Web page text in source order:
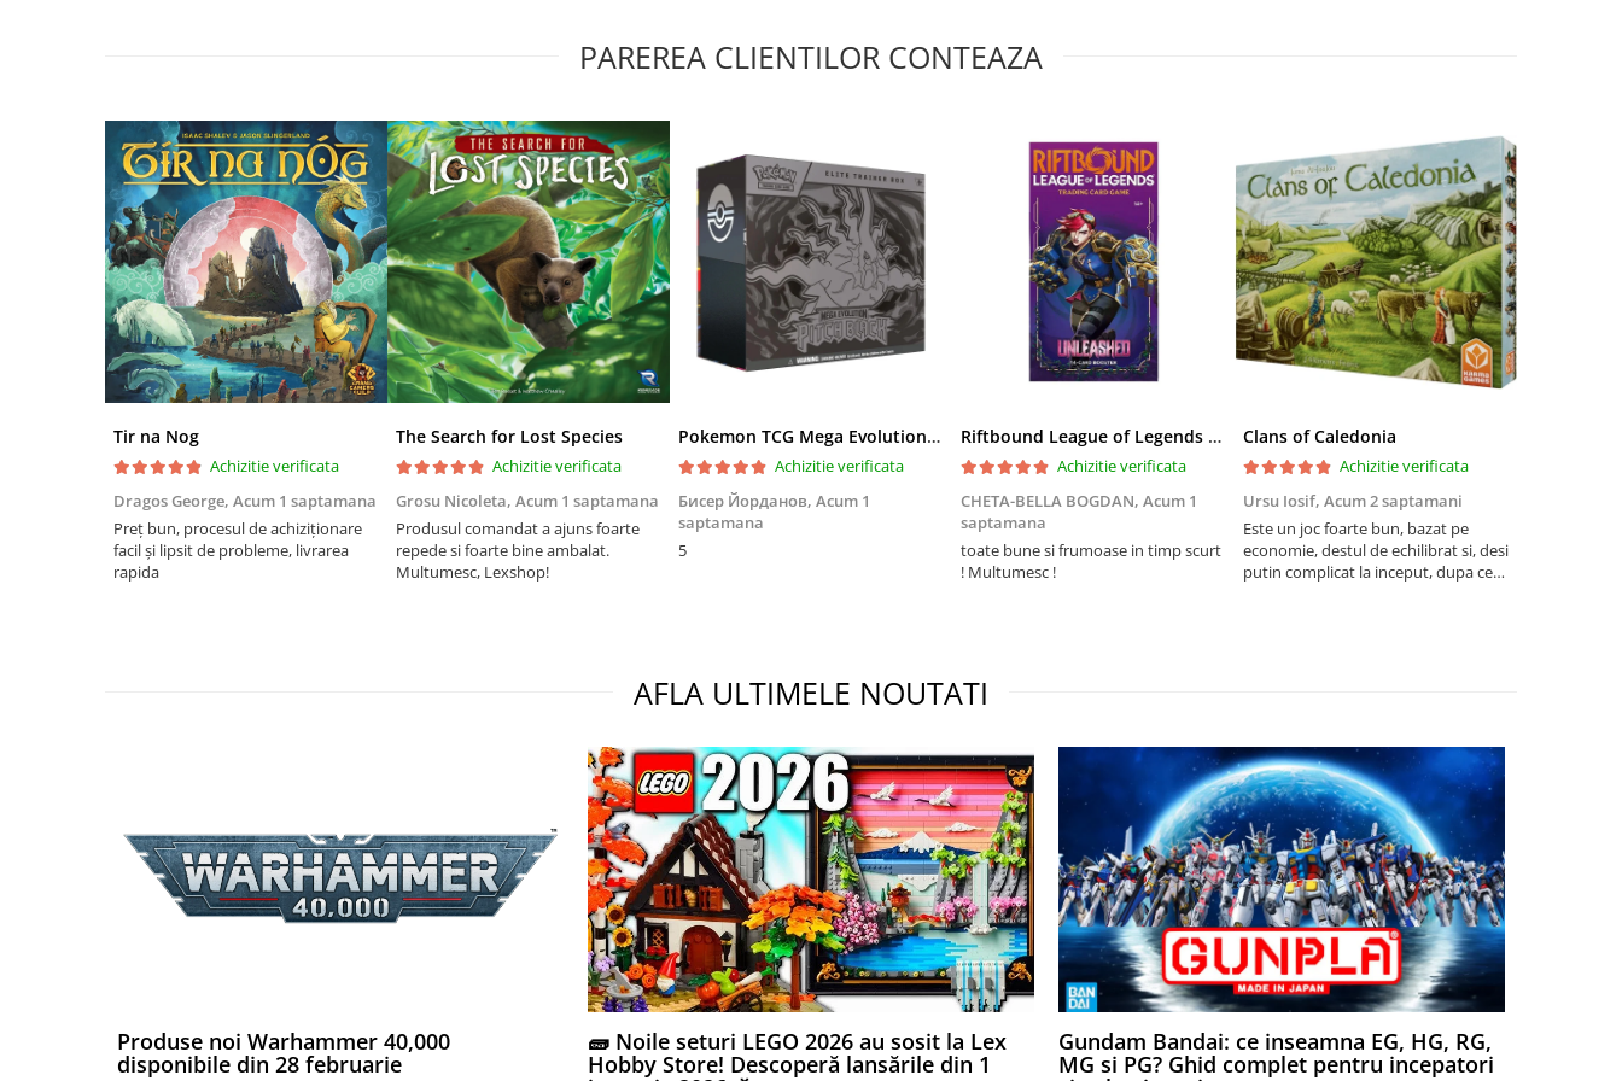
Puzzle 1000 piese
Accesorii pentru puzzle
Puzzle 3000 piese
Puzzle 2000 piese
Puzzle 1500 piese
Puzzle 20 piese
Puzzle 60 piese
Puzzle 40 piese
Puzzle 30 piese
Puzzle 120 piese
Puzzle 260 piese
Puzzle 4000 piese
Puzzle 1000 piese panorama
PAREREA CLIENTILOR CONTEAZA
Tir na Nog
Achizitie verificata
Dragos George, Acum 1 saptamana
Preț bun, procesul de achiziționare
facil și lipsit de probleme, livrarea
rapida
The Search for Lost Species
Achizitie verificata
Grosu Nicoleta, Acum 1 saptamana
Produsul comandat a ajuns foarte
repede si foarte bine ambalat.
Multumesc, Lexshop!
Pokemon TCG Mega Evolution Pitch Black Elite Trainer Box
Achizitie verificata
Бисер Йорданов, Acum 1
saptamana
5
Riftbound League of Legends TCG Unleashed Booster Pack 14 Carti
Achizitie verificata
CHETA-BELLA BOGDAN, Acum 1
saptamana
toate bune si frumoase in timp scurt
! Multumesc !
Clans of Caledonia
Achizitie verificata
Ursu Iosif, Acum 2 saptamani
Este un joc foarte bun, bazat pe
economie, destul de echilibrat si, desi
putin complicat la inceput, dupa ce
AFLA ULTIMELE NOUTATI
Produse noi Warhammer 40,000
disponibile din 28 februarie
🧱 Noile seturi LEGO 2026 au sosit la Lex
Hobby Store! Descoperă lansările din 1
Gundam Bandai: ce inseamna EG, HG, RG,
MG si PG? Ghid complet pentru incepatori